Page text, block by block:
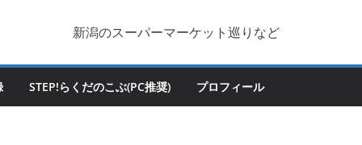
新潟のスーパーマーケット巡りなど
STEP!らくだのこぶ(PC推奨) プロフィール